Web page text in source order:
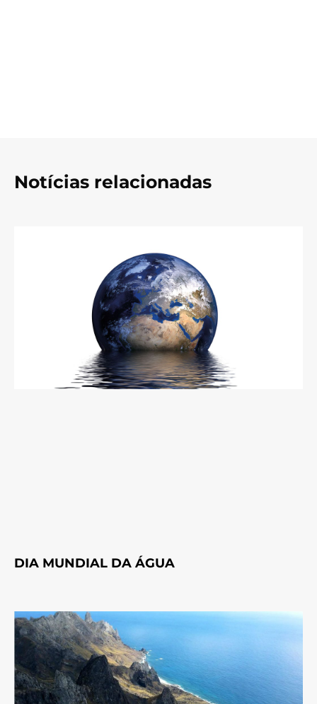
Notícias relacionadas
DIA MUNDIAL DA ÁGUA